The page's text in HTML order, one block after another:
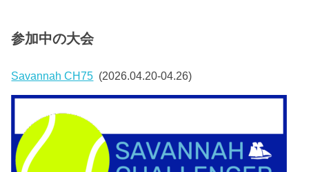
参加中の大会
Savannah CH75 (2026.04.20-04.26)